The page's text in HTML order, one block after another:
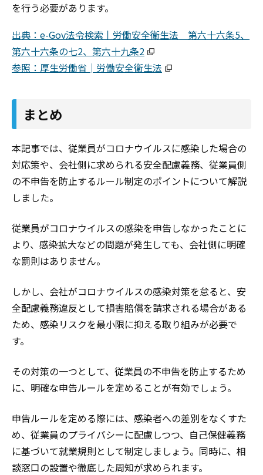
を行う必要があります。
出典：e-Gov法令検索丨労働安全衛生法 第六十六条5、
第六十六条の七2、第六十九条2
参照：厚生労働省│労働安全衛生法
まとめ
本記事では、従業員がコロナウイルスに感染した場合の
対応策や、会社側に求められる安全配慮義務、従業員側
の不申告を防止するルール制定のポイントについて解説
しました。
従業員がコロナウイルスの感染を申告しなかったことに
より、感染拡大などの問題が発生しても、会社側に明確
な罰則はありません。
しかし、会社がコロナウイルスの感染対策を怠ると、安
全配慮義務違反として損害賠償を請求される場合がある
ため、感染リスクを最小限に抑える取り組みが必要で
す。
その対策の一つとして、従業員の不申告を防止するため
に、明確な申告ルールを定めることが有効でしょう。
申告ルールを定める際には、感染者への差別をなくすた
め、従業員のプライバシーに配慮しつつ、自己保健義務
に基づいて就業規則として制定しましょう。同時に、相
談窓口の設置や徹底した周知が求められます。